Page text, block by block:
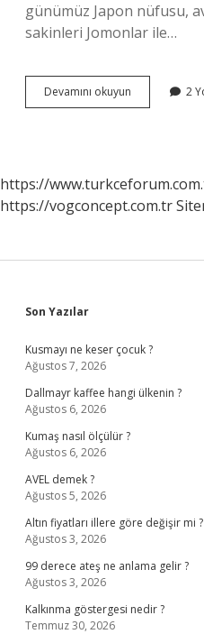
günümüz Japon nüfusu,
sakinleri Jomonlar ile…
Devamını okuyun Japonlar
Japonyaya
2
https://
https://vogconcept.com.tr
Sidebar
Son Yazılar
Kusmayı ne keser çocuk ?
Ağustos 7, 2026
Dallmayr kaffee hangi ülkenin ?
Ağustos 6, 2026
Kumaş nasıl ölçülür ?
Ağustos 6, 2026
AVEL demek ?
Ağustos 5, 2026
Altın fiyatları illere göre değişir mi ?
Ağustos 3, 2026
99 derece ateş ne anlama gelir ?
Ağustos 3, 2026
Kalkınma göstergesi nedir ?
Temmuz 30, 2026